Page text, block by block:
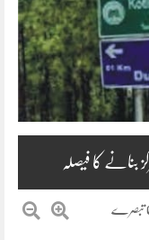
بنانے کا فیصلہ